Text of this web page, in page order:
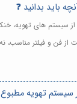
باید بدانید ❓
از سیستم های
از فن و فیلتر
سیستم تهویه